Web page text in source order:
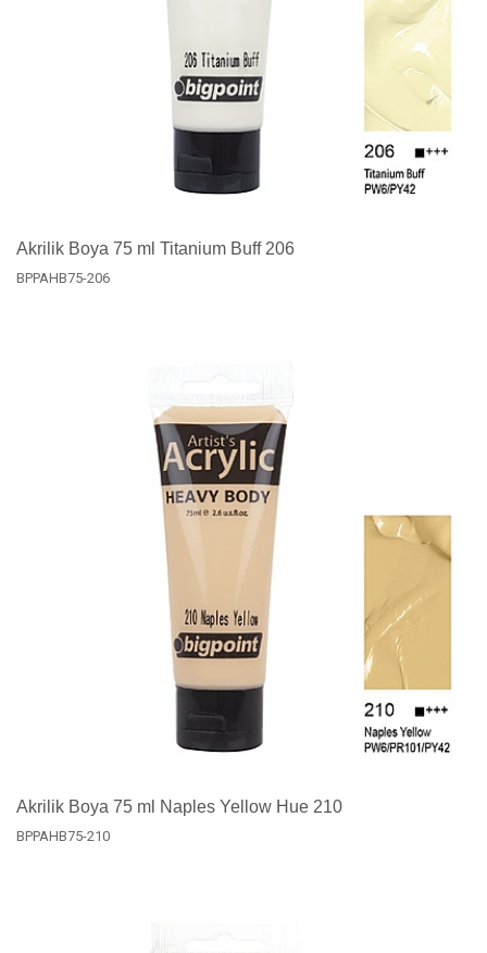
Akrilik Boya 75 ml Titanium Buff 206
BPPAHB75-206
Akrilik Boya 75 ml Naples Yellow Hue 210
BPPAHB75-210